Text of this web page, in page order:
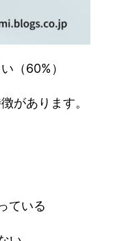
（60%）
があります。
ている